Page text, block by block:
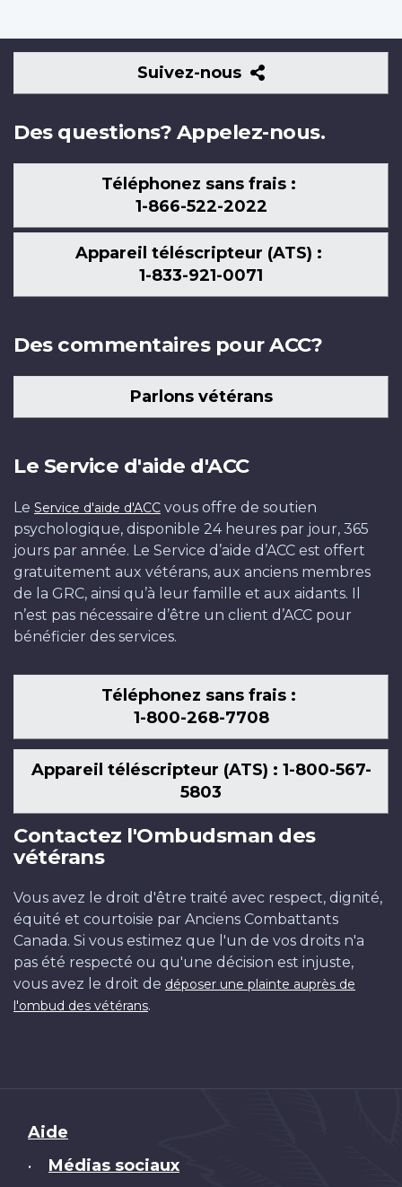
Suivez-nous
Suivez-
nous
Des questions? Appelez-nous.
Téléphonez sans frais :
1-866-522-2022
Appareil téléscripteur (ATS) :
1-833-921-0071
Des commentaires pour ACC?
Parlons vétérans
Le Service d'aide d'ACC
Le Service d'aide d'ACC vous offre de soutien
psychologique, disponible 24 heures par jour, 365
jours par année. Le Service d’aide d’ACC est offert
gratuitement aux vétérans, aux anciens membres
de la GRC, ainsi qu’à leur famille et aux aidants. Il
n’est pas nécessaire d’être un client d’ACC pour
bénéficier des services.
Téléphonez sans frais :
1-800-268-7708
Appareil téléscripteur (ATS) : 1-800-567-
5803
Contactez l'Ombudsman des
vétérans
Vous avez le droit d'être traité avec respect, dignité,
équité et courtoisie par Anciens Combattants
Canada. Si vous estimez que l'un de vos droits n'a
pas été respecté ou qu'une décision est injuste,
vous avez le droit de déposer une plainte auprès de
l'ombud des vétérans.
Brand
Aide
• Médias sociaux